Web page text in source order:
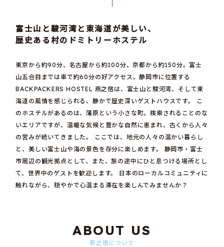
富⼠⼭と駿河湾と東海道が美しい、
歴史ある村のドミトリーホステル
東京から約90分、名古屋から約100分、京都から約150分。富士
山五合目までは車で約60分の好アクセス。静岡市に位置する
BACKPACKERS HOSTEL 燕之宿は、富士山と駿河湾、そして東
海道の風情を感じられる、静かで歴史深いゲストハウスです。 こ
のホステルがあるのは、蒲原という小さな町。検索されることのな
いエリアですが、温暖な気候と豊かな自然に恵まれ、古くから人々
の営みが続いてきました。 ここでは、地元の人々の温かい暮らし
と、美しい富士山や海の景色を存分に楽しめます。 静岡市・富士
市周辺の観光拠点として、また、旅の途中にひと息つける場所とし
て、世界中のゲストを歓迎します。 日本のローカルコミュニティに
触れながら、穏やかで心温まる滞在を楽しんでみませんか？
ABOUT US
燕之宿について